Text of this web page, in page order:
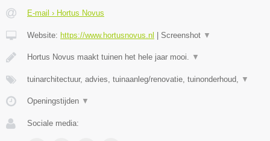
E-mail › Hortus Novus
Website: https://www.hortusnovus.nl Screenshot ▼
Hortus Novus maakt tuinen het hele jaar mooi. ▼
tuinarchitectuur, advies, tuinaanleg/renovatie, tuinonderhoud, ▼
Openingstijden ▼
Sociale media: